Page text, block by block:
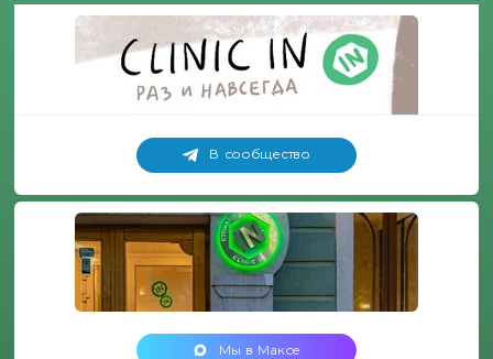
В сообщество
Мы в Максе